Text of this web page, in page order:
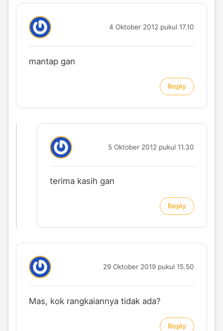
4 Oktober 2012 pukul 17.10
mantap gan
Reply
5 Oktober 2012 pukul 11.30
terima kasih gan
Reply
29 Oktober 2019 pukul 15.50
Mas, kok rangkaiannya tidak ada?
Reply